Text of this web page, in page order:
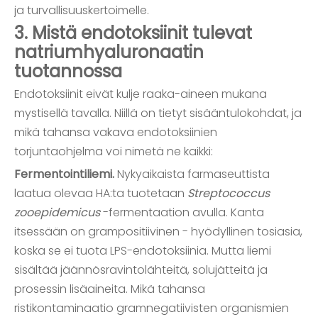
ja turvallisuuskertoimelle.
3. Mistä endotoksiinit tulevat
natriumhyaluronaatin
tuotannossa
Endotoksiinit eivät kulje raaka-aineen mukana
mystisellä tavalla. Niillä on tietyt sisääntulokohdat, ja
mikä tahansa vakava endotoksiinien
torjuntaohjelma voi nimetä ne kaikki:
Fermentointiliemi.Nykyaikaista farmaseuttista
laatua olevaa HA:ta tuotetaan Streptococcus
zooepidemicus-fermentaation avulla. Kanta
itsessään on grampositiivinen - hyödyllinen tosiasia,
koska se ei tuota LPS-endotoksiinia. Mutta liemi
sisältää jäännösravintolähteitä, solujätteitä ja
prosessin lisäaineita. Mikä tahansa
ristikontaminaatio gramnegatiivisten organismien